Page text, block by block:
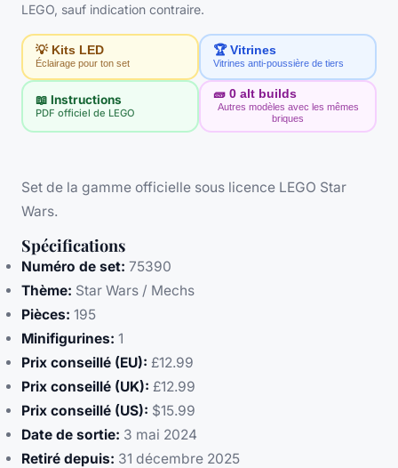
LEGO, sauf indication contraire.
💡 Kits LED
Éclairage pour ton set
🏆 Vitrines
Vitrines anti-poussière de tiers
📖 Instructions
PDF officiel de LEGO
🧱 0 alt builds
Autres modèles avec les mêmes
briques
Set de la gamme officielle sous licence LEGO Star
Wars.
Spécifications
Numéro de set: 75390
Thème: Star Wars / Mechs
Pièces: 195
Minifigurines: 1
Prix conseillé (EU): £12.99
Prix conseillé (UK): £12.99
Prix conseillé (US): $15.99
Date de sortie: 3 mai 2024
Retiré depuis: 31 décembre 2025